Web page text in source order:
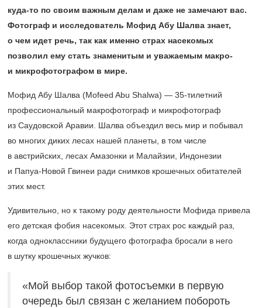
куда-то по своим важным делам и даже не замечают вас.
Фотограф и исследователь Мофид Абу Шалва знает,
о чем идет речь, так как именно страх насекомых
позволил ему стать знаменитым и уважаемым макро-
и микрофотографом в мире.
Мофид Абу Шалва (Mofeed Abu Shalwa) — 35-тилетний
профессиональный макрофотограф и микрофотограф
из Саудовской Аравии. Шалва объездил весь мир и побывал
во многих диких лесах нашей планеты, в том числе
в австрийских, лесах Амазонки и Малайзии, Индонезии
и Папуа-Новой Гвинеи ради снимков крошечных обитателей
этих мест.
Удивительно, но к такому роду деятельности Мофида привела
его детская фобия насекомых. Этот страх рос каждый раз,
когда одноклассники будущего фотографа бросали в него
в шутку крошечных жучков:
«Мой выбор такой фотосъемки в первую
очередь был связан с желанием побороть